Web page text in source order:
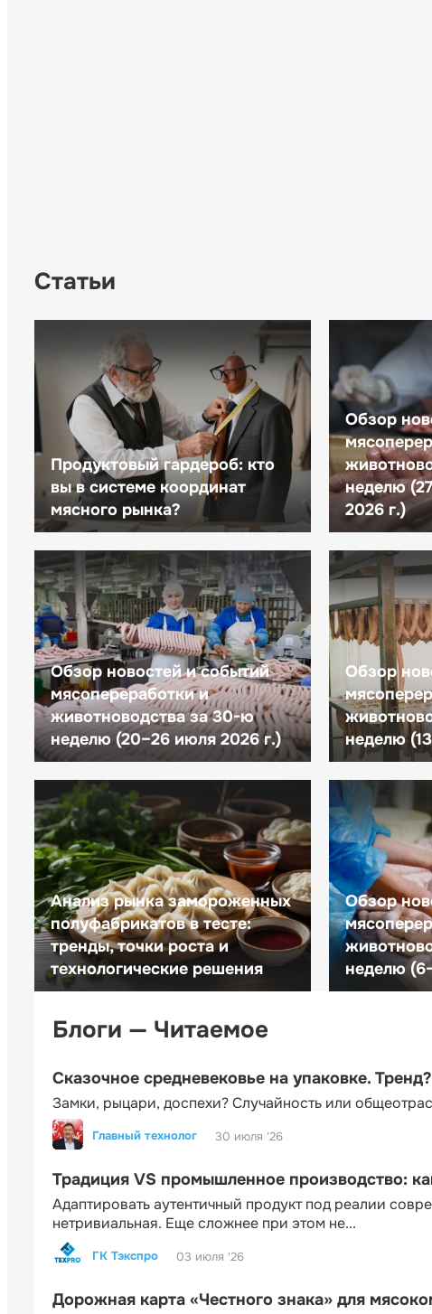
Статьи
Продуктовый гардероб: кто
вы в системе координат
мясного рынка?
Обзор
неделю
2026 г.)
Обзор новостей и событий
мясопереработки и
животноводства за 30-ю
неделю (20–26 июля 2026 г.)
Обзор
неделю
Анализ рынка замороженных
полуфабрикатов в тесте:
тренды, точки роста и
технологические решения
Обзор
неделю
Блоги — Читаемое
Сказочное средневековье на упаковке. Тренд?
Замки, рыцари, доспехи? Случайность или
Главный технолог 30 июля '26
Традиция VS промышленное производство:
Адаптировать аутентичный продукт под реалии
нетривиальная. Еще сложнее при этом не...
ГК Тэкспро 03 июля '26
Дорожная карта «Честного знака» для